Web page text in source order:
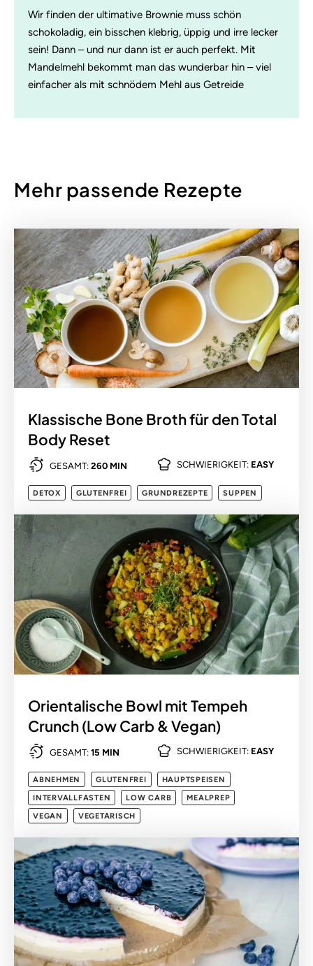
Wir finden der ultimative Brownie muss schön
schokoladig, ein bisschen klebrig, üppig und irre lecker
sein! Dann – und nur dann ist er auch perfekt. Mit
Mandelmehl bekommt man das wunderbar hin – viel
einfacher als mit schnödem Mehl aus Getreide
Mehr passende Rezepte
Klassische Bone Broth für den Total
Body Reset
GESAMT: 260 MIN SCHWIERIGKEIT: EASY
DETOX GLUTENFREI GRUNDREZEPTE SUPPEN
Orientalische Bowl mit Tempeh
Crunch (Low Carb & Vegan)
GESAMT: 15 MIN SCHWIERIGKEIT: EASY
ABNEHMEN GLUTENFREI
HAUPTSPEISEN
INTERVALLFASTEN
LOW CARB
MEALPREP
VEGAN
VEGETARISCH